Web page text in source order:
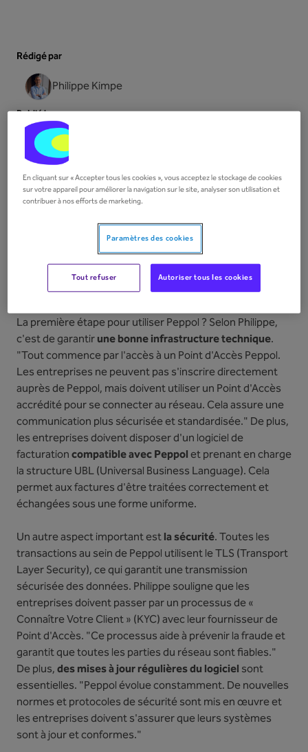
Rédigé par
Philippe Kimpe
Publié le
March 24, 2025
Copier le lien
Quelles sont les exigences
techniques pour utiliser
Peppol ?
La première étape pour utiliser Peppol ? Selon Philippe,
c'est de garantirune bonne infrastructure technique.
"Tout commence par l'accès à un Point d'Accès Peppol.
Les entreprises ne peuvent pas s'inscrire directement
auprès de Peppol, mais doivent utiliser un Point d'Accès
accrédité pour se connecter au réseau. Cela assure une
communication plus sécurisée et standardisée." De plus,
les entreprises doivent disposer d'un logiciel de
facturationcompatible avec Peppolet prenant en charge
la structure UBL (Universal Business Language). Cela
permet aux factures d'être traitées correctement et
échangées sous une forme uniforme.
Un autre aspect important estla sécurité. Toutes les
transactions au sein de Peppol utilisent le TLS (Transport
Layer Security), ce qui garantit une transmission
sécurisée des données. Philippe souligne que les
entreprises doivent passer par un processus de «
Connaître Votre Client » (KYC) avec leur fournisseur de
Point d'Accès. "Ce processus aide à prévenir la fraude et
garantit que toutes les parties du réseau sont fiables."
De plus,des mises à jour régulières du logiciel sont
essentielles. "Peppol évolue constamment. De nouvelles
normes et protocoles de sécurité sont mis en œuvre et
les entreprises doivent s'assurer que leurs systèmes
sont à jour et conformes."
En cliquant sur « Accepter tous les cookies », vous acceptez le stockage de cookies
sur votre appareil pour améliorer la navigation sur le site, analyser son utilisation et
contribuer à nos efforts de marketing.
Paramètres des cookies
Tout refuser Autoriser tous les cookies